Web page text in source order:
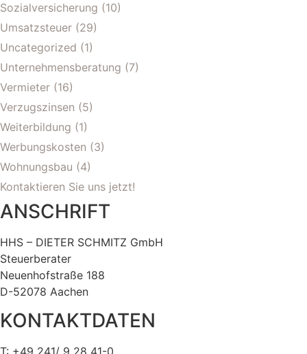
Sozialversicherung (10)
Umsatzsteuer (29)
Uncategorized (1)
Unternehmensberatung (7)
Vermieter (16)
Verzugszinsen (5)
Weiterbildung (1)
Werbungskosten (3)
Wohnungsbau (4)
Kontaktieren Sie uns jetzt!
ANSCHRIFT
HHS – DIETER SCHMITZ GmbH
Steuerberater
Neuenhofstraße 188
D-52078 Aachen
KONTAKTDATEN